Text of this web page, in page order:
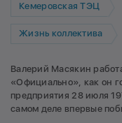
Кемеровская ТЭЦ
Жизнь коллектива
Валерий Масякин
«Официально», как он
предприятия 28 июля
самом деле впервые